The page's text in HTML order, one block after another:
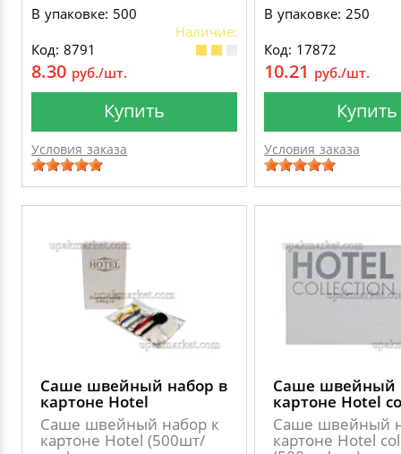
В упаковке: 500
Наличие:
Код: 8791
8.30 руб./шт.
Купить
Условия заказа
В упаковке: 250
Код: 17872
10.21 руб./шт.
Купить
Условия заказа
Саше швейный набор в
картоне Hotel
Саше швейный набор к
картоне Hotel (500шт/
Саше швейный
картоне Hotel
Саше швейный
картоне Hotel